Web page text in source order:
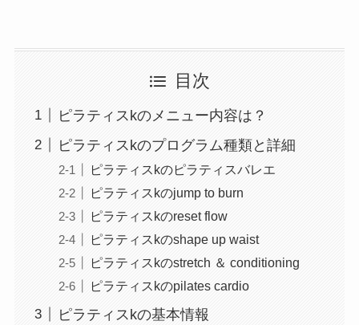
目次
ピラティスkのメニュー内容は？
ピラティスkのプログラム種類と詳細
ピラティスkのピラティスバレエ
ピラティスkのjump to burn
ピラティスkのreset flow
ピラティスkのshape up waist
ピラティスkのstretch ＆ conditioning
ピラティスkのpilates cardio
ピラティスkの基本情報